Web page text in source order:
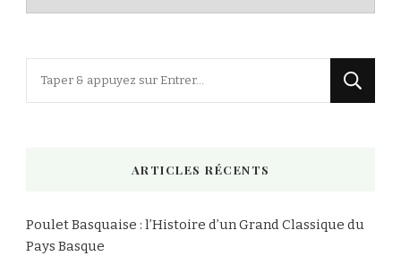
ARTICLES RÉCENTS
Poulet Basquaise : l’Histoire d’un Grand Classique du
Pays Basque